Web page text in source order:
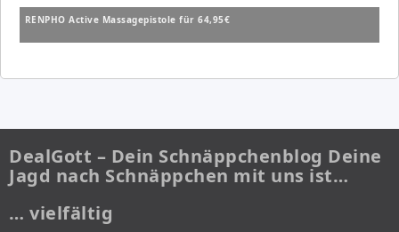
RENPHO Active Massagepistole für 64,95€
DealGott – Dein Schnäppchenblog Deine
Jagd nach Schnäppchen mit uns ist…
… vielfältig